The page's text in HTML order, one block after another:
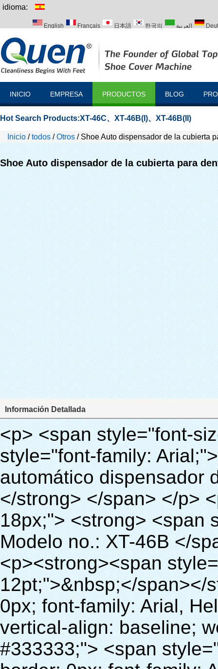
idioma:
English Français 日本語 한국의 العربية
INICIO EMPRESA PRODUCTOS BLOG
Hot Search Products:XT-46C、 XT-46B(I)、 XT-46B(II)
Inicio /todos /Otros / Shoe Auto dispensador de la cubierta
Shoe Auto dispensador de la cubierta para
Información Detallada
<p> <span style="font-size: 18px;"> <strong> <span style="font-family: Arial;"> Nombre del producto: zapato automático dispensador de la cubierta </span> </strong> </span> </p> <p> <span style="font-size: 18px;"> <strong> <span style="font-family: Arial;"> Modelo no.: XT-46B </span> </strong> </span> </p> <p><strong><span style="font-family: Arial; font-size: 12pt;">&nbsp;</span></strong></p> <p style="border: 0px; font-family: Arial, Helvetica; line-height: 18px; vertical-align: baseline; word-wrap: break-word; color: #333333;"> <span style="margin: 0px; padding: 0px; border: 0px; font-family: Arial; font-size: medium; font-style: inherit; font-weight: bold; line-height: 24px; vertical-align: baseline; color: #000000; background-color: #33cccc;"> Principio de funcionamiento: </span> </p> <p style="border: 0px; font-family: Arial, Helvetica; line-height: 18px; vertical-align: baseline; word-wrap: break-word; color: #333333;"> <span style="margin: 0px; padding: 0px; border: 0px; font-size: inherit; font-style: inherit; font-weight: inherit; line-height: 18px; vertical-align: baseline; color: #000000;"> <span style="margin: 0px; padding: 0px; border: 0px; font-family: Arial; font-size: 10pt; font-style: inherit; font-weight: inherit; line-height: 20px; vertical-align: baseline;"> Este zapato automático dispensador de la cubierta </span> <span style="margin: 0px; padding: 0px; border: 0px; font-family: Arial; font-size: 10pt; font-style: inherit; font-weight: inherit; line-height: 20px; vertical-align: baseline;"> utiliza el principio de que la película retráctil se reducirá a la temperatura apropiada. </span> </span> </p> <p style="border: 0px; font-family: Arial, Helvetica; line-height: 18px; vertical-align: baseline; word-wrap: break-word; color: #333333;"><span style="margin: 0px; padding: 0px; border: 0px; font-size: inherit; font-style: inherit; font-weight: inherit; line-height: 18px; vertical-align: baseline; color: #000000;"><span style="margin: 0px; padding: 0px; border: 0px; font-family: Arial; font-size: 10pt; font-style: inherit; font-weight: inherit; line-height: 20px; vertical-align: baseline;"> Es diferente de la otra Cubierta dispenser. Este zapato dispensador de la cubierta sólo toma unos segundos para dejar que el PVC película volverá cubierta del zapato y cubrir sus zapatos.</span></span></p> <p style="border: 0px; font-family: Arial, Helvetica; line-height: 18px; vertical-align: baseline; word-wrap: break-word; color: #333333;"> <span style="margin: 0px; padding: 0px; border: 0px; font-size: inherit; font-style: inherit; font-weight: inherit; line-height: 18px; vertical-align: baseline; color: #000000;"> Se <span style="margin: 0px; padding: 0px; border: 0px; font-family: Arial; font-size: 10pt; font-style: inherit; font-weight: inherit; line-height: 20px; vertical-align: baseline;"> salidas y corta automáticamente la película y proporcionar aire caliente con control preciso de la temperatura. </span> </span> </p> <p style="border: 0px; font-family: Arial, Helvetica; line-height: 18px; vertical-align: baseline; word-wrap: break-word; color: #333333;"> <span style="margin: 0px; padding: 0px; border: 0px; font-family: Arial; font-size: 10pt; font-style: inherit; font-weight: inherit; line-height: 20px; vertical-align: baseline; color: #000000;"> Puede cubrir zapatos de diferentes tamaños, una capa de película cubrirá la parte inferior del zapato. </span> </p> <p style="border: 0px; font-family: Arial, Helvetica; line-height: 18px; vertical-align: baseline; word-wrap: break-word; color: #333333;">&nbsp;</p> <p style="border: 0px; font-family: Arial, Helvetica; line-height: 18px; vertical-align: baseline; word-wrap: break-word; color: #333333;"> <em> <span style="margin: 0px; padding: 0px; border: 0px; font-family: Arial; font-size: 18px; font-style: inherit; font-weight: inherit; line-height: 27px; vertical-align: baseline; color: #339966;"> Nuestra Cubierta Dispenser puede hacer y desgaste cubierta del zapato para usted automaticlly! </span> </em> </p> <p style="border: 0px; font-family: Arial, Helvetica; line-height: 18px; vertical-align: baseline; word-wrap: break-word; color: #333333;"> <em> <span style="margin: 0px; padding: 0px; border: 0px; font-family: Arial; font-size: 18px; font-style: inherit; font-weight: inherit; line-height: 27px; vertical-align: baseline; color: #339966;"> Con el uso de la cubierta del zapato, se puede mantener el piso limpio y evitar la infección cruzada! </span> </em> </p> <p style="border: 0px; font-family: Arial, Helvetica; line-height: 18px; vertical-align: baseline;